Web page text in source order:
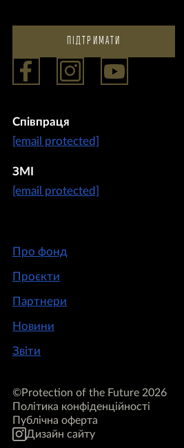
Співпраця
[email protected]
ЗМІ
[email protected]
Про фонд
Проєкти
Партнери
Новини
Звіти
ПІДТРИМАТИ
©Protection of the Future 2026
Політика конфіденційності
Публічна оферта
Дизайн сайту